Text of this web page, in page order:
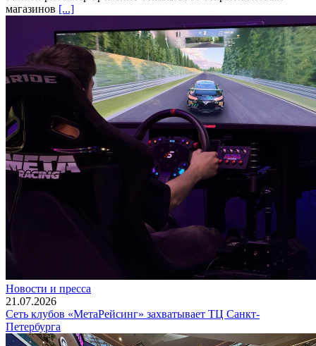
магазинов [...]
Новости и пресса
21.07.2026
Сеть клубов «МетаРейсинг» захватывает ТЦ Санкт-
Петербурга